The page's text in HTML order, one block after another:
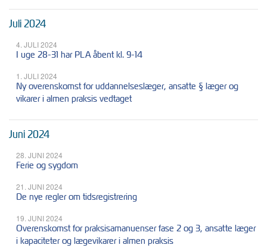
Juli 2024
4. JULI 2024
I uge 28-31 har PLA åbent kl. 9-14
1. JULI 2024
Ny overenskomst for uddannelseslæger, ansatte § læger og
vikarer i almen praksis vedtaget
Juni 2024
28. JUNI 2024
Ferie og sygdom
21. JUNI 2024
De nye regler om tidsregistrering
19. JUNI 2024
Overenskomst for praksisamanuenser fase 2 og 3, ansatte læger
i kapaciteter og lægevikarer i almen praksis